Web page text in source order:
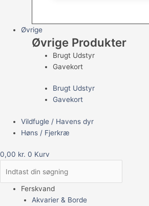
Øvrige
Øvrige Produkter
Brugt Udstyr
Gavekort
Brugt Udstyr
Gavekort
Vildfugle / Havens dyr
Høns / Fjerkræ
0,00 kr. 0 Kurv
Ferskvand
Akvarier & Borde